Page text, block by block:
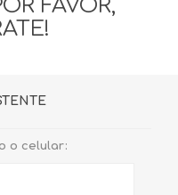
FAVOR,
o celular: